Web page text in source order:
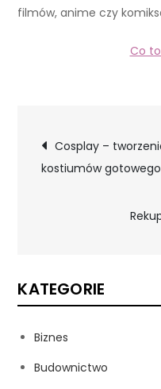
filmów, anime czy
Co
wpisu
Cosplay –
kostiumów
KATEGORIE
Biznes
Budownictwo